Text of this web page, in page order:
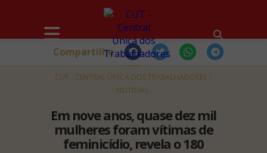
HOME
CUT - CENTRAL ÚNICA DOS TRABALHADORES
NOTÍCIAS
Em nove anos, quase dez mil
mulheres foram vítimas de
feminicídio, revela o 180
Compartilhe